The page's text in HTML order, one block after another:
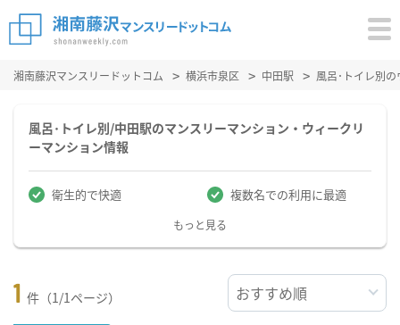
湘南藤沢マンスリードットコム 横浜市泉区 中田駅 風呂･トイレ別
風呂･トイレ別/中田駅のマンスリーマンション・ウィークリ
ーマンション情報
衛生的で快適 複数名での利用に最適
もっと見る
1 件（1/1ページ）